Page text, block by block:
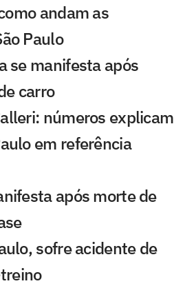
andam as
Paulo
se manifesta após
carro
números explicam
em referência
após morte de
sofre acidente de